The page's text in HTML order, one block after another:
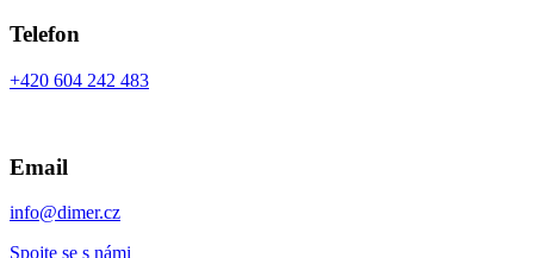
Telefon
+420 604 242 483
Email
info@dimer.cz
Spojte se s námi